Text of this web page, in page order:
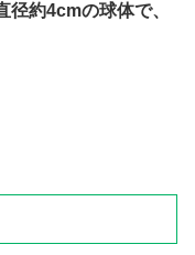
径約4cmの球体で、